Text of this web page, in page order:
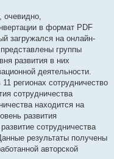
очевидно,
в формат PDF
загружался на онлайн-
группы
развития в них
деятельности.
регионах сотрудничество
сотрудничества
находится на
развития
сотрудничества
результаты получены
авторской